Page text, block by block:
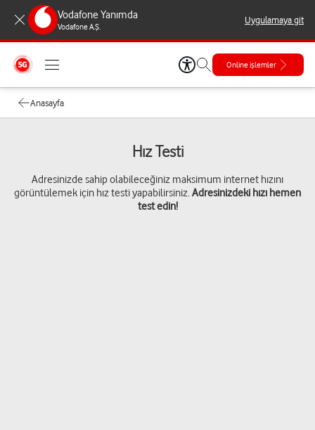
Vodafone Yanımda
Vodafone A.Ş.
Uygulamaya git
Online işlemler
Anasayfa
Hız Testi
Adresinizde sahip olabileceğiniz maksimum internet hızını
görüntülemek için hız testi yapabilirsiniz.Adresinizdeki hızı hemen
test edin!